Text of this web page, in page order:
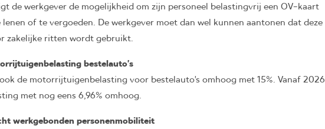
de werkgever de mogelijkheid om zijn personeel belastingvrij een OV-kaart
of te vergoeden. De werkgever moet dan wel kunnen aantonen dat deze
zakelijke ritten wordt gebruikt.
bestelauto’s
de motorrijtuigenbelasting voor bestelauto’s omhoog met 15%. Vanaf 2026
met nog eens 6,96% omhoog.
werkgebonden personenmobiliteit